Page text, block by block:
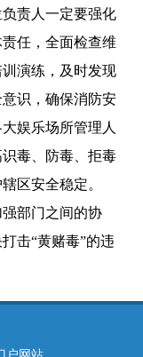
责人一定要强化
任，全面检查维
演练，及时发现
识，确保消防安
娱乐场所管理人
毒、防毒、拒毒
区安全稳定。
部门之间的协
击“黄赌毒”的违